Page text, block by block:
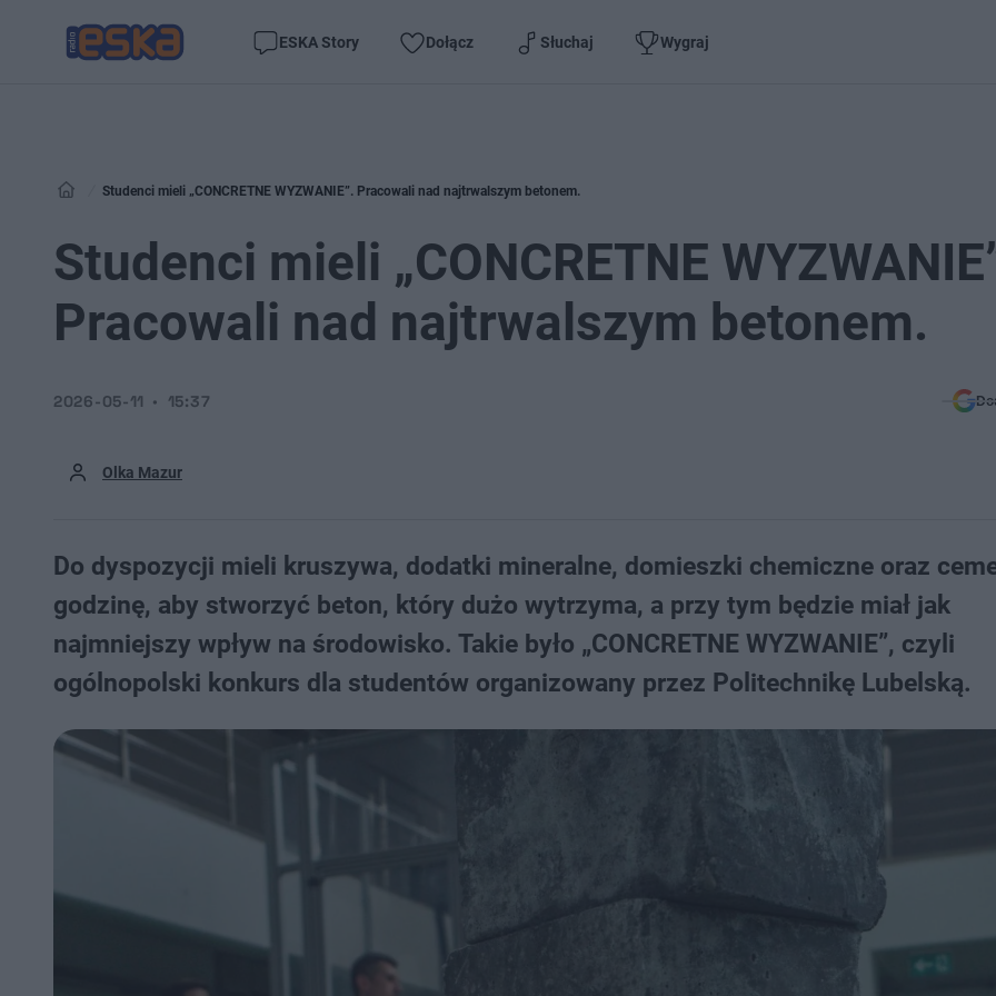
ESKA Story Dołącz Słuchaj Wygraj
Studenci mieli „CONCRETNE WYZWANIE”. Pracowali nad najtrwalszym betonem.
Studenci mieli „CONCRETNE
Pracowali nad najtrwalszym betonem.
Olka Mazur
2026-05-11 15:37
Do dyspozycji mieli kruszywa, dodatki mineralne, domieszki chemiczne oraz
godzinę, aby stworzyć beton, który dużo wytrzyma, a przy tym będzie miał jak
najmniejszy wpływ na środowisko. Takie było „CONCRETNE WYZWANIE”, czyli
ogólnopolski konkurs dla studentów organizowany przez Politechnikę Lubelską.